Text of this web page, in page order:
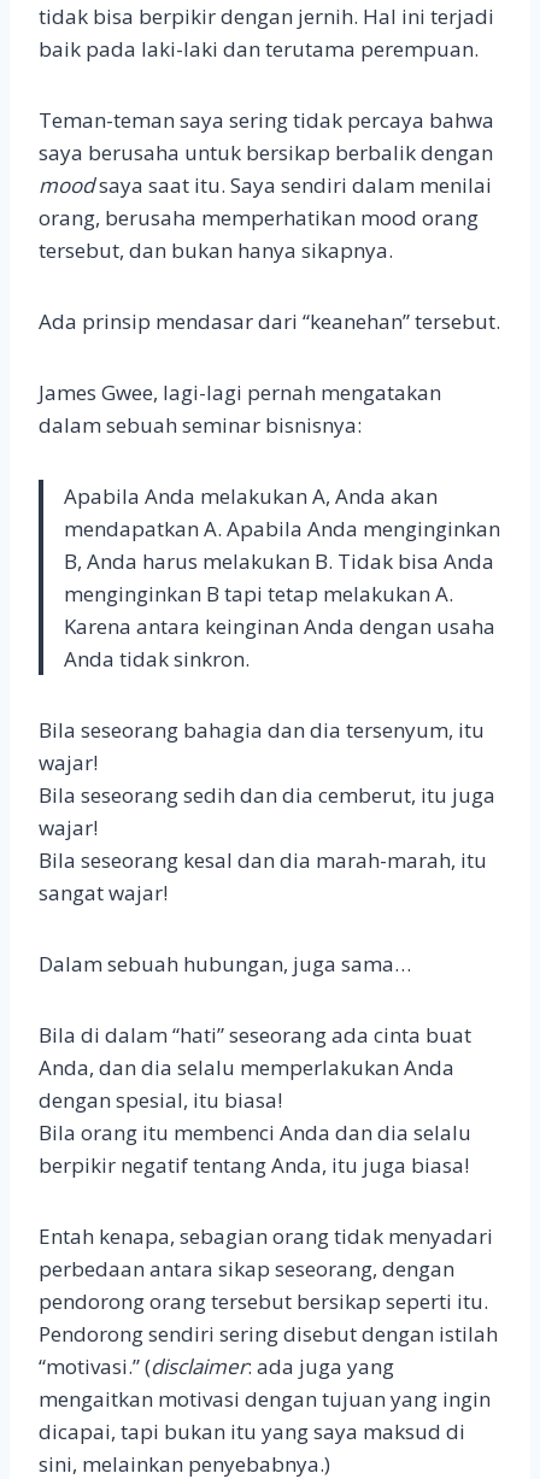
tidak bisa berpikir dengan jernih. Hal ini terjadi
baik pada laki-laki dan terutama perempuan.
Teman-teman saya sering tidak percaya bahwa
saya berusaha untuk bersikap berbalik dengan
moodsaya saat itu. Saya sendiri dalam menilai
orang, berusaha memperhatikan mood orang
tersebut, dan bukan hanya sikapnya.
Ada prinsip mendasar dari “keanehan” tersebut.
James Gwee, lagi-lagi pernah mengatakan
dalam sebuah seminar bisnisnya:
Apabila Anda melakukan A, Anda akan
mendapatkan A. Apabila Anda menginginkan
B, Anda harus melakukan B. Tidak bisa Anda
menginginkan B tapi tetap melakukan A.
Karena antara keinginan Anda dengan usaha
Anda tidak sinkron.
Bila seseorang bahagia dan dia tersenyum, itu
wajar!
Bila seseorang sedih dan dia cemberut, itu juga
wajar!
Bila seseorang kesal dan dia marah-marah, itu
sangat wajar!
Dalam sebuah hubungan, juga sama…
Bila di dalam “hati” seseorang ada cinta buat
Anda, dan dia selalu memperlakukan Anda
dengan spesial, itu biasa!
Bila orang itu membenci Anda dan dia selalu
berpikir negatif tentang Anda, itu juga biasa!
Entah kenapa, sebagian orang tidak menyadari
perbedaan antara sikap seseorang, dengan
pendorong orang tersebut bersikap seperti itu.
Pendorong sendiri sering disebut dengan istilah
“motivasi.” (disclaimer: ada juga yang
mengaitkan motivasi dengan tujuan yang ingin
dicapai, tapi bukan itu yang saya maksud di
sini, melainkan penyebabnya.)